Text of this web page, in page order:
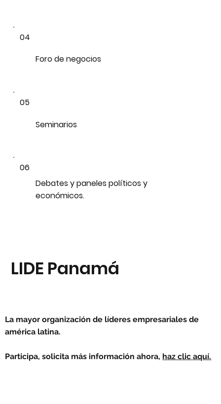
04
Foro de negocios
05
Seminarios
06
Debates y paneles políticos y
económicos.
LIDE Panamá
La mayor organización de líderes empresariales de
américa latina.
Participa, solicita más información ahora, haz clic aquí.